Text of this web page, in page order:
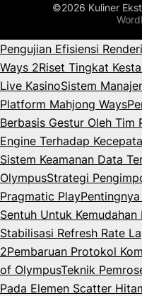
©2026 Kuliner
Pengujian Efisiensi
Ways 2Riset Tingkat
Live KasinoSistem
Platform Mahjong Ways
Berbasis Gestur Oleh Tim
Engine Terhadap
Sistem Keamanan Data
OlympusStrategi
Pragmatic Play
Sentuh Untuk Kemudahan
Stabilisasi Refresh Rate
2Pembaruan Protokol
of OlympusTeknik
Pada Elemen Scatter